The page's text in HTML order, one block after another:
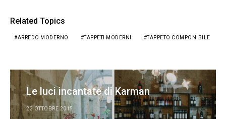
Related Topics
ARREDO MODERNO TAPPETI MODERNI TAPPETO COMPONIBILE
Le luci incantate di Karman
23 OTTOBRE 2015